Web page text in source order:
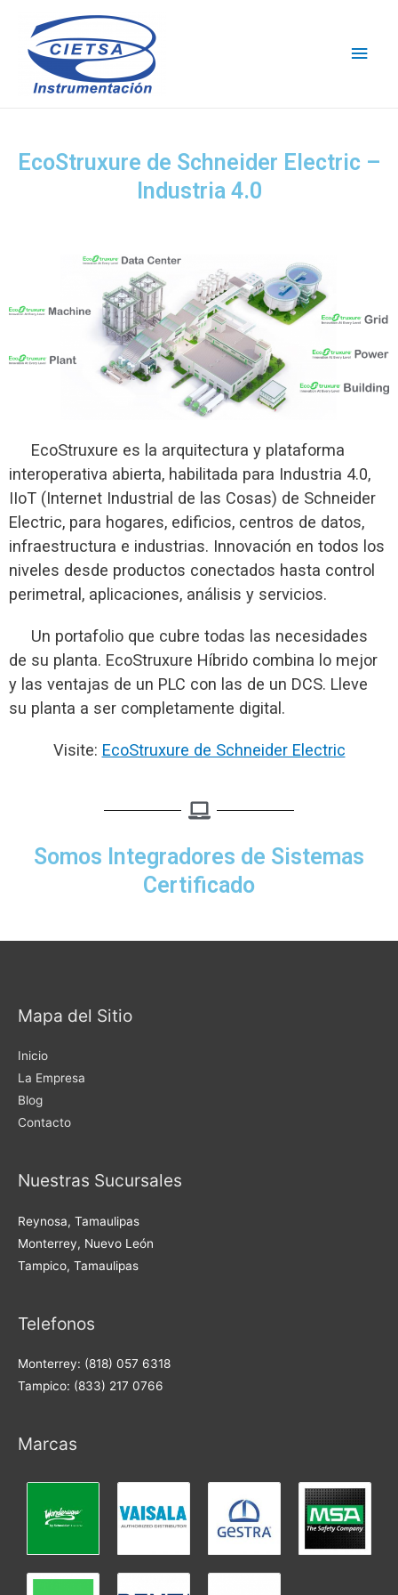
EcoStruxure de Schneider Electric –
Industria 4.0
EcoStruxure es la arquitectura y plataforma
interoperativa abierta, habilitada para Industria 4.0,
IIoT (Internet Industrial de las Cosas) de Schneider
Electric, para hogares, edificios, centros de datos,
infraestructura e industrias. Innovación en todos los
niveles desde productos conectados hasta control
perimetral, aplicaciones, análisis y servicios.
Un portafolio que cubre todas las necesidades
de su planta. EcoStruxure Híbrido combina lo mejor
y las ventajas de un PLC con las de un DCS. Lleve
su planta a ser completamente digital.
Visite: EcoStruxure de Schneider Electric
Somos Integradores de Sistemas
Certificado
Mapa del Sitio
Inicio
La Empresa
Blog
Contacto
Nuestras Sucursales
Reynosa, Tamaulipas
Monterrey, Nuevo León
Tampico, Tamaulipas
Telefonos
Monterrey: (818) 057 6318
Tampico: (833) 217 0766
Marcas